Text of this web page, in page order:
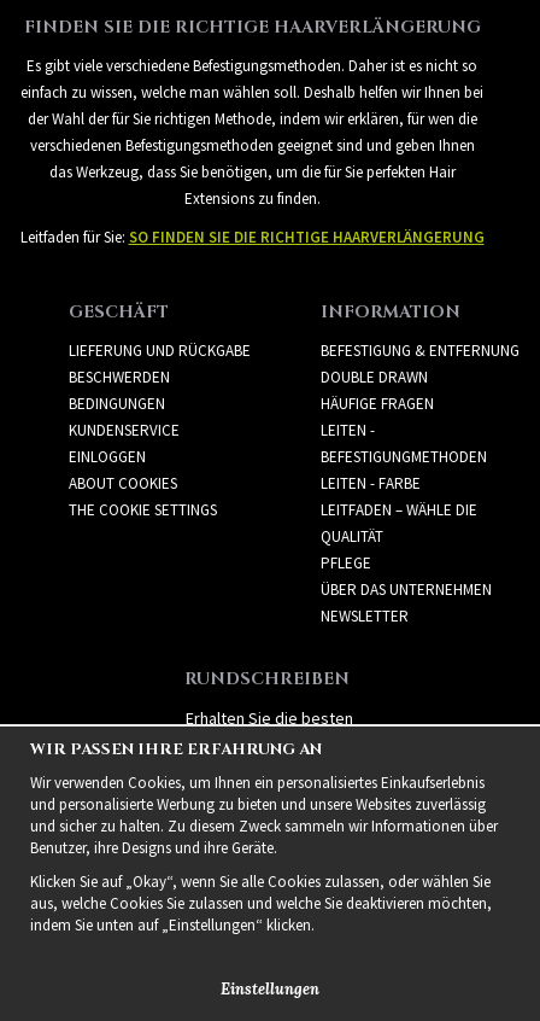
FINDEN SIE DIE RICHTIGE HAARVERLÄNGERUNG
Es gibt viele verschiedene Befestigungsmethoden. Daher ist es nicht so
einfach zu wissen, welche man wählen soll. Deshalb helfen wir Ihnen bei
der Wahl der für Sie richtigen Methode, indem wir erklären, für wen die
verschiedenen Befestigungsmethoden geeignet sind und geben Ihnen
das Werkzeug, dass Sie benötigen, um die für Sie perfekten Hair
Extensions zu finden.
Leitfaden für Sie: SO FINDEN SIE DIE RICHTIGE HAARVERLÄNGERUNG
GESCHÄFT
LIEFERUNG UND RÜCKGABE
BESCHWERDEN
BEDINGUNGEN
KUNDENSERVICE
EINLOGGEN
ABOUT COOKIES
THE COOKIE SETTINGS
INFORMATION
BEFESTIGUNG & ENTFERNUNG
DOUBLE DRAWN
HÄUFIGE FRAGEN
LEITEN -
BEFESTIGUNGMETHODEN
LEITEN - FARBE
LEITFADEN – WÄHLE DIE
QUALITÄT
PFLEGE
ÜBER DAS UNTERNEHMEN
NEWSLETTER
RUNDSCHREIBEN
Erhalten Sie die besten
Angebote und spannende
neue Produkte!
WIR PASSEN IHRE ERFAHRUNG AN
Wir verwenden Cookies, um Ihnen ein personalisiertes Einkaufserlebnis
und personalisierte Werbung zu bieten und unsere Websites zuverlässig
und sicher zu halten. Zu diesem Zweck sammeln wir Informationen über
Benutzer, ihre Designs und ihre Geräte.
Klicken Sie auf „Okay“, wenn Sie alle Cookies zulassen, oder wählen Sie
aus, welche Cookies Sie zulassen und welche Sie deaktivieren möchten,
indem Sie unten auf „Einstellungen“ klicken.
Einstellungen